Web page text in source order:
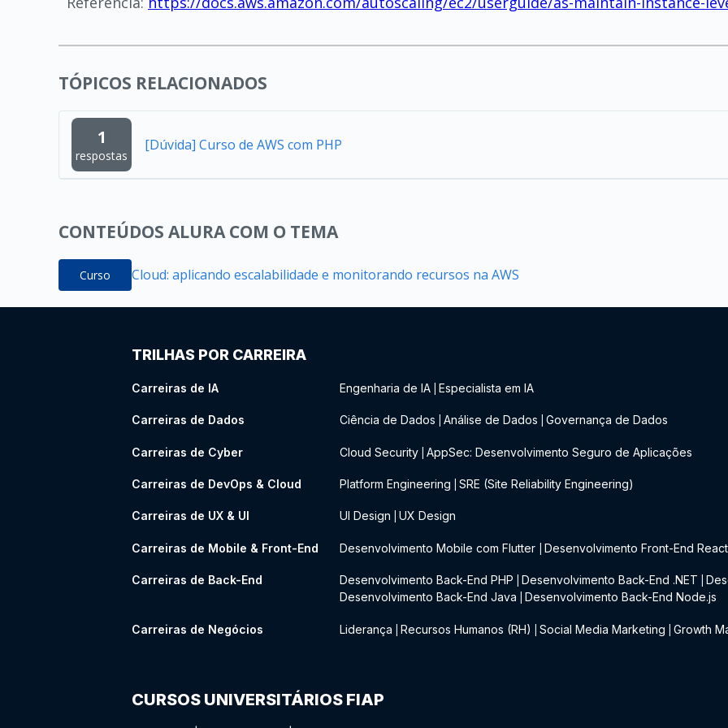
TÓPICOS RELACIONADOS
1
respostas
[Dúvida] Curso de AWS com PHP
CONTEÚDOS ALURA COM O TEMA
Curso Cloud: aplicando escalabilidade e monitorando recursos na AWS
TRILHAS POR CARREIRA
Carreiras de IA Engenharia de IA Especialista em IA
Carreiras de Dados Ciência de Dados Análise de Dados Governança de Dados
Carreiras de Cyber Cloud Security AppSec: Desenvolvimento Seguro de Aplicações
Carreiras de DevOps & Cloud Platform Engineering SRE (Site Reliability Engineering)
Carreiras de UX & UI UI Design UX Design
Carreiras de Mobile & Front-End Desenvolvimento Mobile com Flutter Desenvolvimento Front-End React
Carreiras de Back-End Desenvolvimento Back-End PHP Desenvolvimento Back-End .NET
Desenvolvimento Back-End Java Desenvolvimento Back-End Node.js
Carreiras de Negócios Liderança Recursos Humanos (RH) Social Media Marketing Growth
CURSOS UNIVERSITÁRIOS FIAP